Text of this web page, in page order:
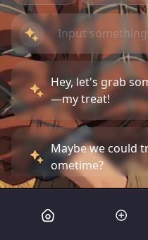
Hey, let's grab
—my treat!
Maybe we could
ometime?